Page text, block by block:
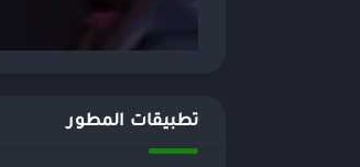
تطبيقات المطور